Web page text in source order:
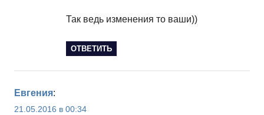
Так ведь изменения то ваши))
ОТВЕТИТЬ
Евгения:
21.05.2016 в 00:34